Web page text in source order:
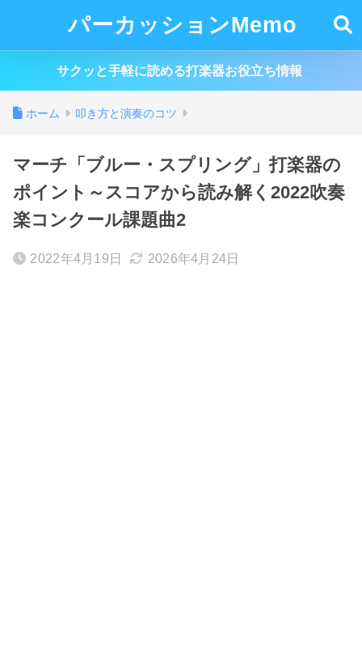
パーカッションMemo
サクッと手軽に読める打楽器お役立ち情報
ホーム 叩き方と演奏のコツ
マーチ「ブルー・スプリング」打楽器の
ポイント～スコアから読み解く2022吹奏
楽コンクール課題曲2
2022年4月19日 2026年4月24日